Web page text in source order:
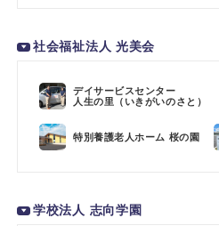
社会福祉法人 光美会
デイサービスセンター
人生の里（いきがいのさと）
特別養護老人ホーム 桜の園
学校法人 志向学園